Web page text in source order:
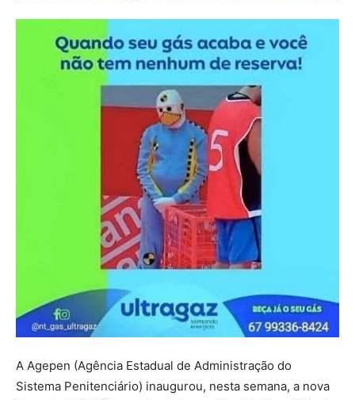
A Agepen (Agência Estadual de Administração do
Sistema Penitenciário) inaugurou, nesta semana, a nova